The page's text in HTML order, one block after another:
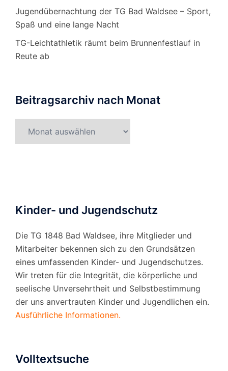
Jugendübernachtung der TG Bad Waldsee – Sport,
Spaß und eine lange Nacht
TG-Leichtathletik räumt beim Brunnenfestlauf in
Reute ab
Beitragsarchiv nach Monat
Kinder- und Jugendschutz
Die TG 1848 Bad Waldsee, ihre Mitglieder und
Mitarbeiter bekennen sich zu den Grundsätzen
eines umfassenden Kinder- und Jugendschutzes.
Wir treten für die Integrität, die körperliche und
seelische Unversehrtheit und Selbstbestimmung
der uns anvertrauten Kinder und Jugendlichen ein.
Ausführliche Informationen.
Volltextsuche